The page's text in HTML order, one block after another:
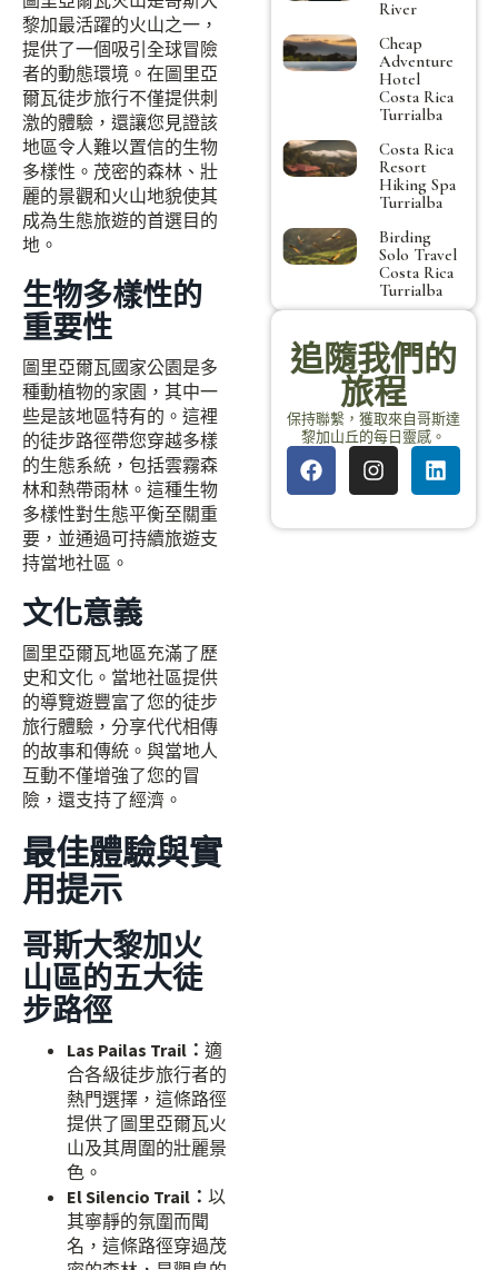
黎加最活躍的火山之一，
提供了一個吸引全球冒險
者的動態環境。在圖里亞
爾瓦徒步旅行不僅提供刺
激的體驗，還讓您見證該
地區令人難以置信的生物
多樣性。茂密的森林、壯
麗的景觀和火山地貌使其
成為生態旅遊的首選目的
地。
生物多樣性的
重要性
圖里亞爾瓦國家公園是多
種動植物的家園，其中一
些是該地區特有的。這裡
的徒步路徑帶您穿越多樣
的生態系統，包括雲霧森
林和熱帶雨林。這種生物
多樣性對生態平衡至關重
要，並通過可持續旅遊支
持當地社區。
文化意義
圖里亞爾瓦地區充滿了歷
史和文化。當地社區提供
的導覽遊豐富了您的徒步
旅行體驗，分享代代相傳
的故事和傳統。與當地人
互動不僅增強了您的冒
險，還支持了經濟。
最佳體驗與實
用提示
哥斯大黎加火
山區的五大徒
步路徑
Las Pailas Trail： 適
合各級徒步旅行者的
熱門選擇，這條路徑
提供了圖里亞爾瓦火
山及其周圍的壯麗景
色。
El Silencio Trail： 以
其寧靜的氛圍而聞
名，這條路徑穿過茂
River
Cheap
Adventure
Hotel
Costa Rica
Turrialba
Costa Rica
Resort
Hiking Spa
Turrialba
Birding
Solo Travel
Costa Rica
Turrialba
追隨我們的
旅程
保持聯繫，獲取來自哥斯達
黎加山丘的每日靈感。